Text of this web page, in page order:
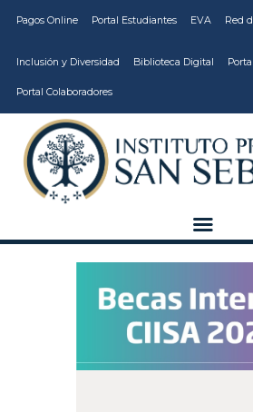
Pagos Online Portal Estudiantes EVA Red
Inclusión y Diversidad Biblioteca Digital
Portal Colaboradores
CARRERAS
VIDA ESTUDIANTIL
INSTITUCIÓN
VCM
EDUCACIÓN
CONTINUA